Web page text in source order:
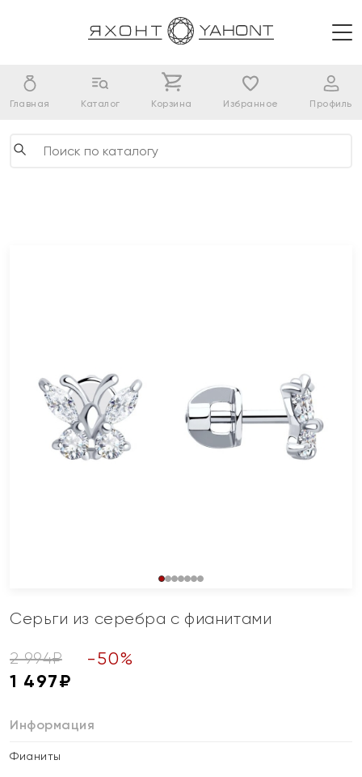
Главная Каталог Корзина Избранное Профиль
Серьги из серебра с фианитами
2 994₽ -50%
1 497₽
Информация
Фианиты